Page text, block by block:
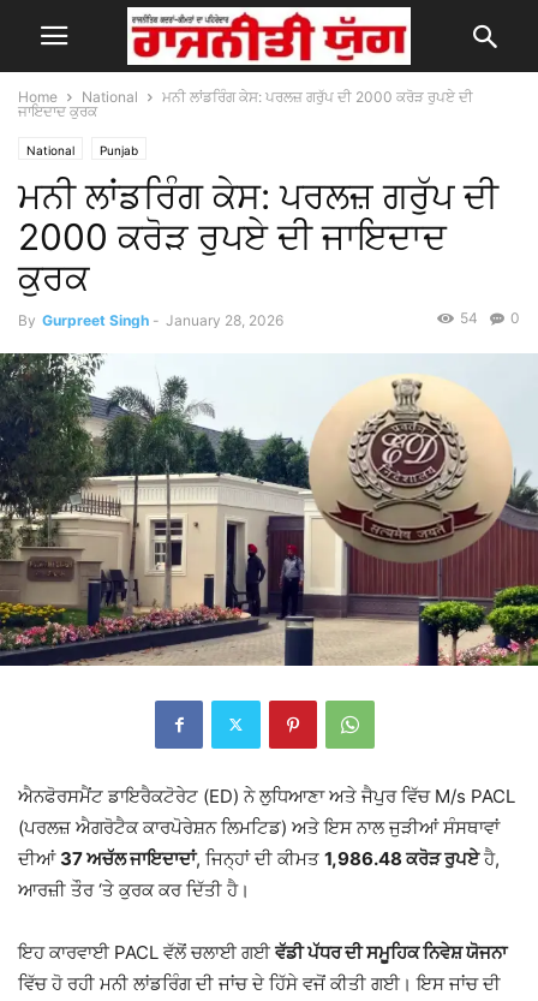
Home National
ਮਨੀ ਲਾਂਡਰਿੰਗ ਕੇਸ: ਪਰਲਜ਼ ਗਰੁੱਪ ਦੀ 2000 ਕਰੋੜ ਰੁਪਏ ਦੀ
ਜਾਇਦਾਦ ਕੁਰਕ
National Punjab
ਮਨੀ ਲਾਂਡਰਿੰਗ ਕੇਸ: ਪਰਲਜ਼ ਗਰੁੱਪ ਦੀ
2000 ਕਰੋੜ ਰੁਪਏ ਦੀ ਜਾਇਦਾਦ
ਕੁਰਕ
By Gurpreet Singh - January 28, 2026 0
54
ਐਨਫੋਰਸਮੈਂਟ ਡਾਇਰੈਕਟੋਰੇਟ (ED) ਨੇ ਲੁਧਿਆਣਾ ਅਤੇ ਜੈਪੁਰ ਵਿੱਚ M/s PACL
(ਪਰਲਜ਼ ਐਗਰੋਟੈਕ ਕਾਰਪੋਰੇਸ਼ਨ ਲਿਮਟਿਡ) ਅਤੇ ਇਸ ਨਾਲ ਜੁੜੀਆਂ ਸੰਸਥਾਵਾਂ
ਦੀਆਂ 37 ਅਚੱਲ ਜਾਇਦਾਦਾਂ, ਜਿਨ੍ਹਾਂ ਦੀ ਕੀਮਤ 1,986.48 ਕਰੋੜ ਰੁਪਏਹੈ,
ਆਰਜ਼ੀ ਤੌਰ ‘ਤੇ ਕੁਰਕ ਕਰ ਦਿੱਤੀ ਹੈ।
ਇਹ ਕਾਰਵਾਈ PACL ਵੱਲੋਂ ਚਲਾਈ ਗਈਵੱਡੀ ਪੱਧਰ ਦੀ ਸਮੂਹਿਕ ਨਿਵੇਸ਼ ਯੋਜਨਾ
ਵਿੱਚ ਹੋ ਰਹੀ ਮਨੀ ਲਾਂਡਰਿੰਗ ਦੀ ਜਾਂਚ ਦੇ ਹਿੱਸੇ ਵਜੋਂ ਕੀਤੀ ਗਈ। ਇਸ ਜਾਂਚ ਦੀ